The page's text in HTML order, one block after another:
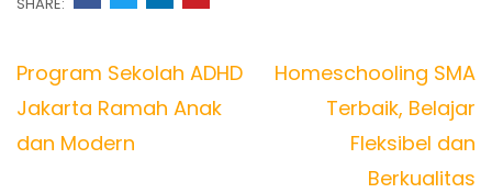
Post
navigation
Program Sekolah ADHD
Jakarta Ramah Anak
dan Modern
Homeschooling SMA
Terbaik, Belajar
Fleksibel dan
Berkualitas